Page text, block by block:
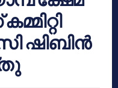
ഷിബിൻ